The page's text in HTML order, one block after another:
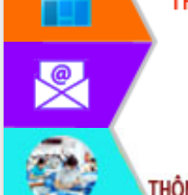
HĐND tỉnh thông qua điều chỉnh Quy
hoạch tỉnh thời kỳ 2021-2030
Hội thảo góp ý hồ sơ điều chỉnh quy
hoạch tỉnh Đắk Lắk thời kỳ 2021-2030,
tầm nhìn đến năm 2050
Nâng cao hiệu quả hoạt động của các
doanh nghiệp nhà nước
Hội nghị triển khai kết nối mạng
truyền số liệu chuyên dùng phục vụ cơ
quan Đảng, Nhà nước